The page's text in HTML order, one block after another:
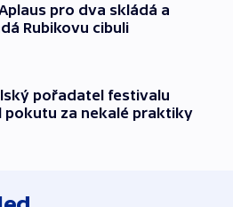
pro dva skládá a
Rubikovu cibuli
pořadatel festivalu
pokutu za nekalé praktiky